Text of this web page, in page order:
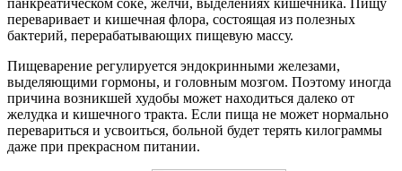
переваривает и кишечная флора, состоящая из полезных
бактерий, перерабатывающих пищевую массу.
Пищеварение регулируется эндокринными железами,
выделяющими гормоны, и головным мозгом. Поэтому иногда
причина возникшей худобы может находиться далеко от
желудка и кишечного тракта. Если пища не может нормально
перевариться и усвоиться, больной будет терять килограммы
даже при прекрасном питании.